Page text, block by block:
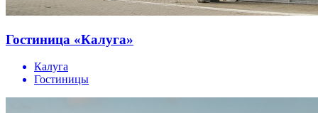
Гостиница «Калуга»
Калуга
Гостиницы